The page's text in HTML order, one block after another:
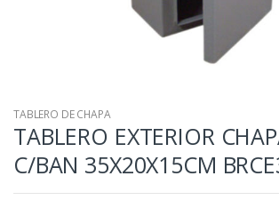
TABLERO DE CHAPA
TABLERO EXTERIOR
C/BAN 35X20X15CM